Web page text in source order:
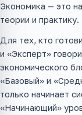
Экономика — это
теории и практику.
Для тех, кто
и «Эксперт»
экономического
«Базовый» и
только начинает
«Начинающий»